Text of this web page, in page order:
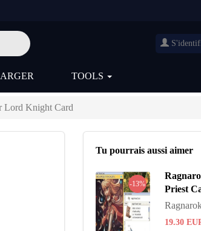
TOOLS
Lord Knight Card
Tu pourrais aussi aimer
-13%
Priest
19.30